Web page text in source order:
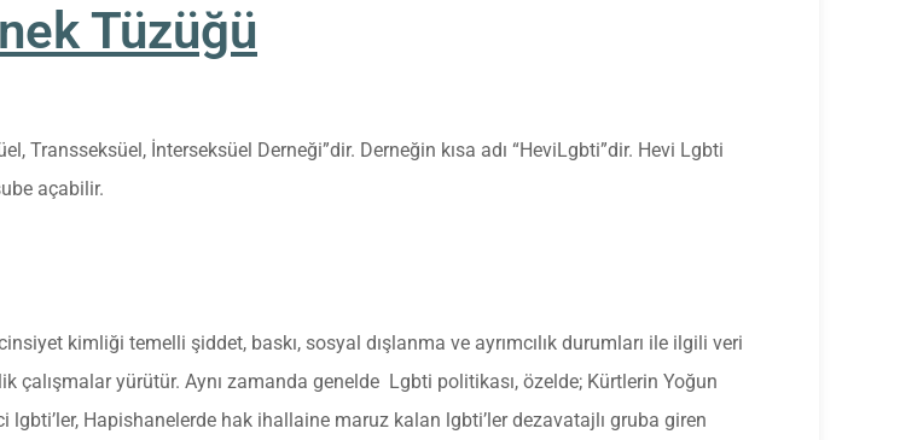
Tüzüğü
Transseksüel, İnterseksüel Derneği”dir. Derneğin kısa adı “HeviLgbti”dir. Hevi Lgbti
açabilir.
kimliği temelli şiddet, baskı, sosyal dışlanma ve ayrımcılık durumları ile ilgili veri
çalışmalar yürütür. Aynı zamanda genelde Lgbti politikası, özelde; Kürtlerin Yoğun
Hapishanelerde hak ihallaine maruz kalan lgbti’ler dezavatajlı gruba giren